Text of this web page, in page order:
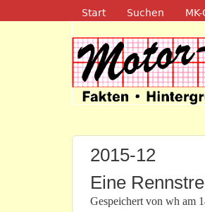
Navigation
Start Suchen
Motor-
2015-12
Eine
Gespeichert von wh am